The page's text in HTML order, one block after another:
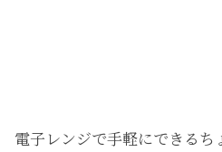
電子レンジで手軽にできる